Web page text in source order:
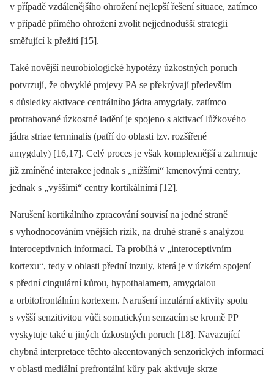
v případě vzdálenějšího ohrožení nejlepší řešení situace, zatímco
v případě přímého ohrožení zvolit nejjednodušší strategii
směřující k přežití [15].
Také novější neurobio­logické hypotézy úzkostných poruch
potvrzují, že obvyklé projevy PA se překrývají především
s důsledky aktivace centrálního jádra amygdaly, zatímco
protrahované úzkostné ladění je spojeno s aktivací lůžkového
jádra striae terminalis (patří do oblasti tzv. rozšířené
amygdaly) [16,17]. Celý proces je však komplexnější a zahrnuje
již zmíněné interakce jednak s „nižšími“ kmenovými centry,
jednak s „vyššími“ centry kortikálními [12].
Narušení kortikálního zpracování souvisí na jedné straně
s vyhodnocováním vnějších rizik, na druhé straně s analýzou
interoceptivních informací. Ta probíhá v „interoceptivním
kortexu“, tedy v oblasti přední inzuly, která je v úzkém spojení
s přední cingulární kůrou, hypothalamem, amygdalou
a orbitofrontálním kortexem. Narušení inzulární aktivity spolu
s vyšší senzitivitou vůči somatickým senzacím se kromě PP
vyskytuje také u jiných úzkostných poruch [18]. Navazující
chybná interpretace těchto akcentovaných senzorických informací
v oblasti mediální prefrontální kůry pak aktivuje skrze